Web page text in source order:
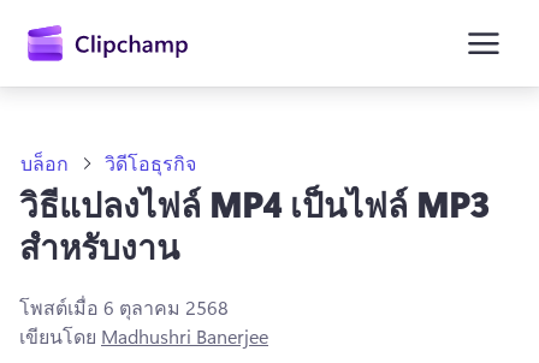
เนื้อหา
หลัก
บล็อก วิดีโอธุรกิจ
วิธีแปลงไฟล์ MP4 เป็นไฟล์ MP3
สําหรับงาน
โพสต์เมื่อ 6 ตุลาคม 2568
เขียนโดย Madhushri Banerjee